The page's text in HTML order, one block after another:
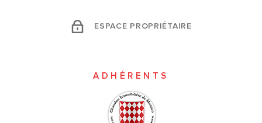
ESPACE PROPRIÉTAIRE
ADHÉRENTS